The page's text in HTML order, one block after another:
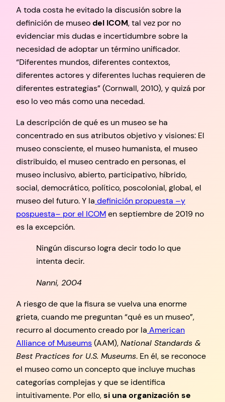
A toda costa he evitado la discusión sobre la
definición de museodel ICOM, tal vez por no
evidenciar mis dudas e incertidumbre sobre la
necesidad de adoptar un término unificador.
“Diferentes mundos, diferentes contextos,
diferentes actores y diferentes luchas requieren de
diferentes estrategias” (Cornwall, 2010), y quizá por
eso lo veo más como una necedad.
La descripción de qué es un museo se ha
concentrado en sus atributos objetivo y visiones: El
museo consciente, el museo humanista, el museo
distribuido, el museo centrado en personas, el
museo inclusivo, abierto, participativo, híbrido,
social, democrático, político, poscolonial, global, el
museo del futuro. Y la definición propuesta –y
pospuesta– por el ICOMen septiembre de 2019 no
es la excepción.
Ningún discurso logra decir todo lo que
intenta decir.
Nanni, 2004
A riesgo de que la fisura se vuelva una enorme
grieta, cuando me preguntan “qué es un museo”,
recurro al documento creado por la American
Alliance of Museums(AAM),National Standards &
Best Practices for U.S. Museums. En él, se reconoce
el museo como un concepto que incluye muchas
categorías complejas y que se identifica
intuitivamente. Por ello,si una organización se